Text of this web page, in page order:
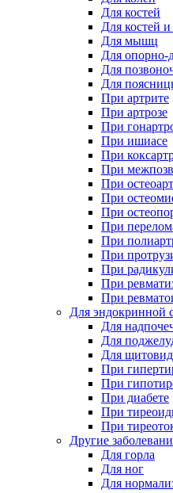
Для костей
Для костей и
Для мышц
Для опорно-
Для
Для
При артрите
При артрозе
При
При ишиасе
При
При
При
При
При
При
При
При
При
При
При
Для эндокринной
Для
Для
Для
При
При
При диабете
При
При
Другие
Для горла
Для ног
Для